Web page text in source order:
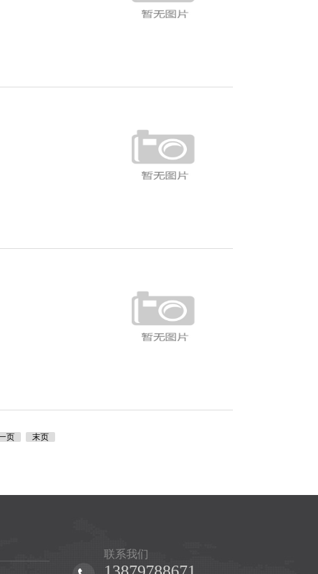
页 末页
联系我们